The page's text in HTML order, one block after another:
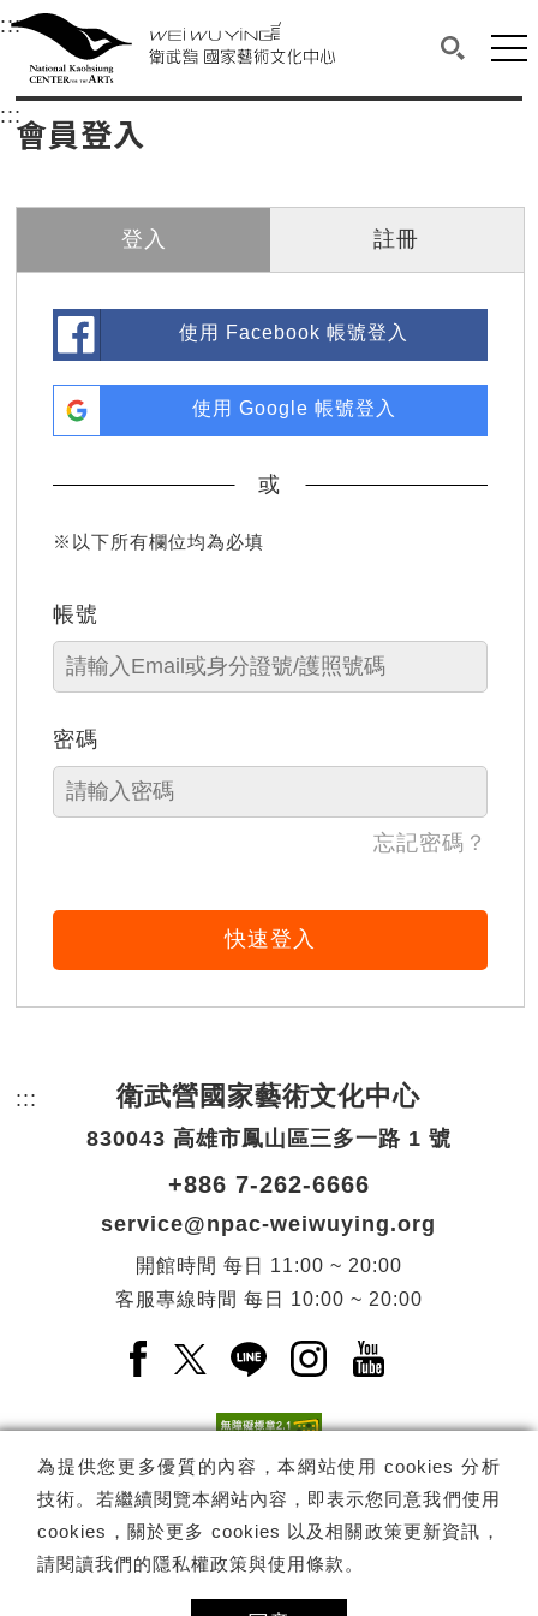
衛武營國家藝術文化中心
中央內容區塊，為本頁主要內容區。
:::選單連結區塊，此區塊列有本網站主要連結。
衛武營國家藝術文化中心
搜尋(開
網
::: 中央內容區塊，為本頁主要內容區。
會員登入
登入 註冊
使用 Facebook 帳號登入
使用 Google 帳號登入
或
※以下所有欄位均為必填
帳號
密碼
忘記密碼？
快速登入
為提供您更多優質的內容，本網站使用 cookies 分析
技術。若繼續閱覽本網站內容，即表示您同意我們使用
cookies，關於更多 cookies 以及相關政策更新資訊，
請閱讀我們的隱私權政策與使用條款 。
::: 頁尾網站資訊。
衛武營國家藝術文化中心
830043 高雄市鳳山區三多一路 1 號
+886 7-262-6666
service@npac-weiwuying.org
開館時間 每日
11:00 ~ 20:00
客服專線時間 每日 10:00 ~ 20:00
Facebook(另開新視窗)
X(另開新視窗)
LINE(另開新視窗)
Instagram(另開新視
YouTube(另開
電子報訂閱 訂閱
Copyright © 國家表演藝術中心 -衛武營國家藝術文化中心